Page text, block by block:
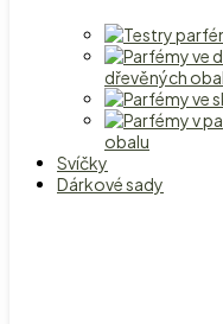
dřevěných
obalu
Svíčky
Dárkové sady